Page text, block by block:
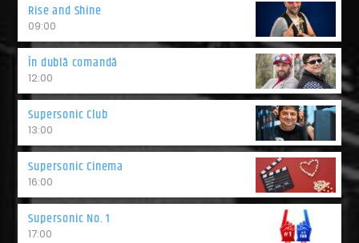
Rise and Shine
09:00
În dublă comandă
12:00
Supersonic Club
13:00
Supersonic Cinema
16:00
Supersonic No. 1
17:00